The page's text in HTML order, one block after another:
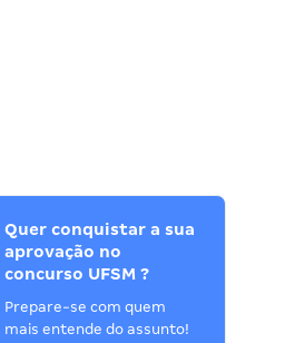
Quer conquistar a sua
aprovação no
concurso UFSM ?
Prepare-se com quem
mais entende do assunto!